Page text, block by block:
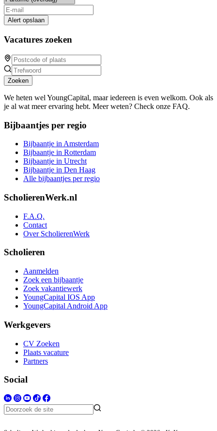
Alert opslaan
Vacatures zoeken
Zoeken
We heten wel YoungCapital, maar iedereen is even welkom. Ook als
je al wat meer ervaring hebt. Meer weten? Check onze FAQ.
Bijbaantjes per regio
Bijbaantje in Amsterdam
Bijbaantje in Rotterdam
Bijbaantje in Utrecht
Bijbaantje in Den Haag
Alle bijbaantjes per regio
ScholierenWerk.nl
F.A.Q.
Contact
Over ScholierenWerk
Scholieren
Aanmelden
Zoek een bijbaantje
Zoek vakantiewerk
YoungCapital IOS App
YoungCapital Android App
Werkgevers
CV Zoeken
Plaats vacature
Partners
Social